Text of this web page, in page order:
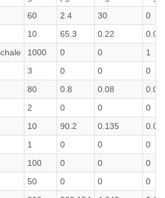
60 2.4 30
0
10 65.3 0.22
1000 0 0
1
3 0 0
0
80 0.8 0.08
2 0 0
0
10 90.2 0.135
1 0 0
0
100 0 0
0
50 0 0
0